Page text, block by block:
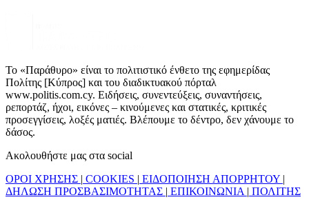
Το «Παράθυρο» είναι το πολιτιστικό ένθετο της εφημερίδας
Πολίτης [Κύπρος] και του διαδικτυακού πόρταλ
www.politis.com.cy. Ειδήσεις, συνεντεύξεις, συναντήσεις,
ρεπορτάζ, ήχοι, εικόνες – κινούμενες και στατικές, κριτικές
προσεγγίσεις, λοξές ματιές. Βλέπουμε το δέντρο, δεν χάνουμε το
δάσος.
Ακολουθήστε μας στα social
ΟΡΟΙ ΧΡΗΣΗΣ | COOKIES | ΕΙΔΟΠΟΙΗΣΗ ΑΠΟΡΡΗΤΟΥ |
ΔΗΛΩΣΗ ΠΡΟΣΒΑΣΙΜΟΤΗΤΑΣ | ΕΠΙΚΟΙΝΩΝΙΑ | ΠΟΛΙΤΗΣ